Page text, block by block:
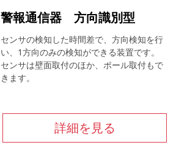
警報通信器 方向識別型
センサの検知した時間差で、方向検知を行
い、1方向のみの検知ができる装置です。
センサは壁面取付のほか、ポール取付もで
きます。
詳細を見る